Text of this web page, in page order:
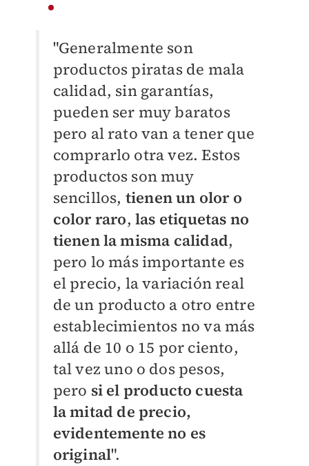
"Generalmente son
productos piratas de mala
calidad, sin garantías,
pueden ser muy baratos
pero al rato van a tener que
comprarlo otra vez. Estos
productos son muy
sencillos, tienen un olor o
color raro, las etiquetas no
tienen la misma calidad,
pero lo más importante es
el precio, la variación real
de un producto a otro entre
establecimientos no va más
allá de 10 o 15 por ciento,
tal vez uno o dos pesos,
pero si el producto cuesta
la mitad de precio,
evidentemente no es
original".